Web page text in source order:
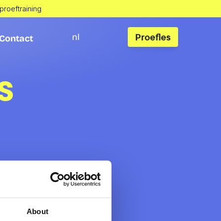
About
Contact
nl Proefles